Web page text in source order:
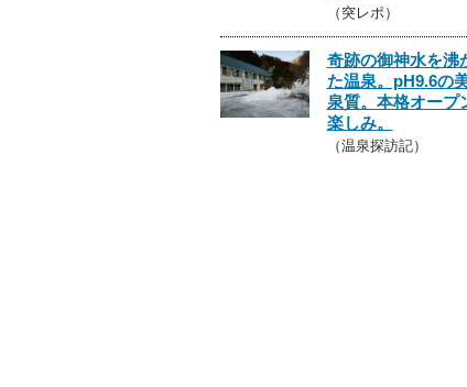
（突レポ）
奇跡の御神水を沸
た温泉。pH9.6の
泉質。本格オープ
楽しみ。
（温泉探訪記）